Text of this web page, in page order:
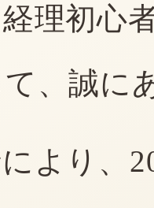
理初心
、誠に
より、